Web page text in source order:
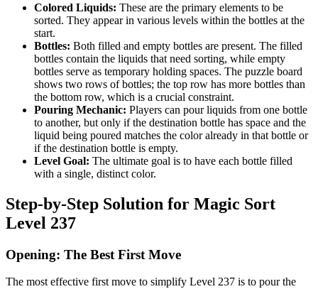
Colored Liquids: These are the primary elements to be
sorted. They appear in various levels within the bottles at the
start.
Bottles: Both filled and empty bottles are present. The filled
bottles contain the liquids that need sorting, while empty
bottles serve as temporary holding spaces. The puzzle board
shows two rows of bottles; the top row has more bottles than
the bottom row, which is a crucial constraint.
Pouring Mechanic: Players can pour liquids from one bottle
to another, but only if the destination bottle has space and the
liquid being poured matches the color already in that bottle or
if the destination bottle is empty.
Level Goal: The ultimate goal is to have each bottle filled
with a single, distinct color.
Step-by-Step Solution for Magic Sort
Level 237
Opening: The Best First Move
The most effective first move to simplify Level 237 is to pour the